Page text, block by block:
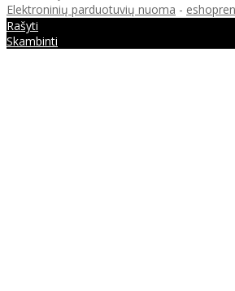
Elektroninių parduotuvių nuoma -
Rašyti
Skambinti